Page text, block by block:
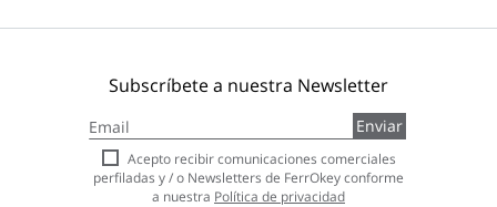
Subscríbete a nuestra Newsletter
a
nuestro
boletín
de
Enviar
Acepto recibir comunicaciones comerciales
perfiladas y / o Newsletters de FerrOkey conforme
a nuestra Política de privacidad